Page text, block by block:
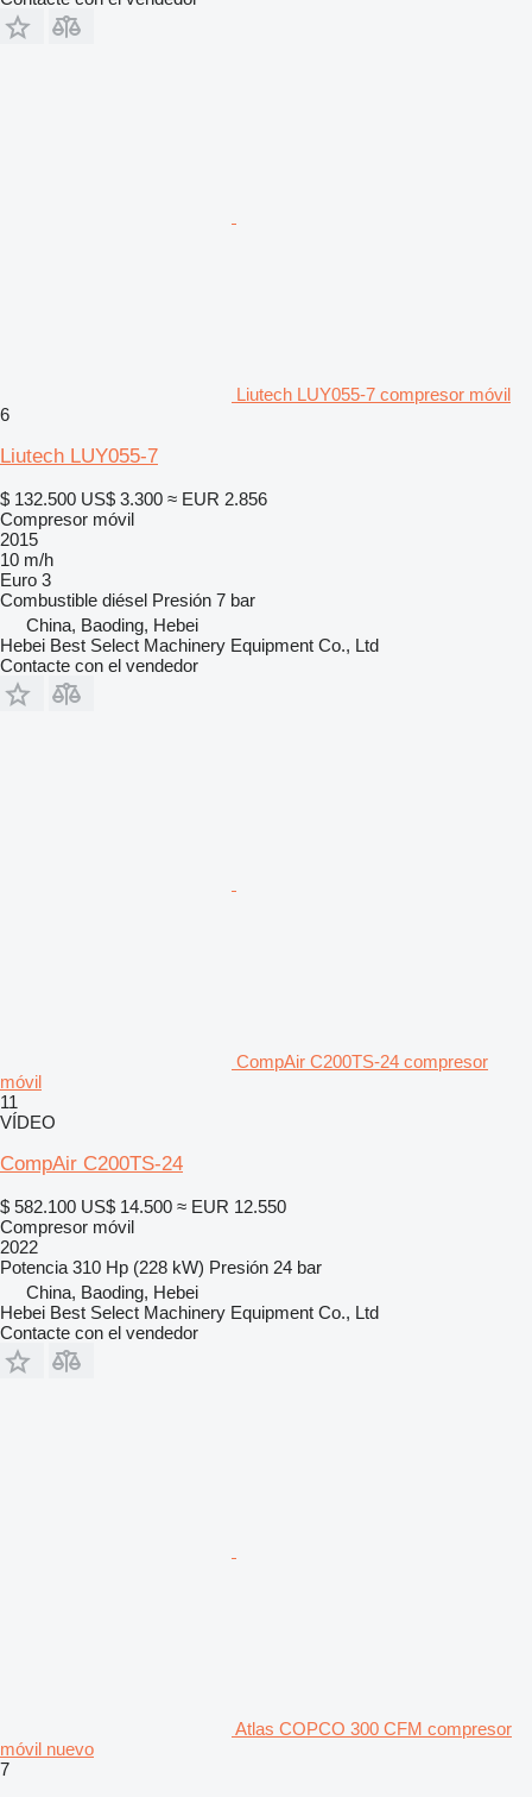
Liutech LUY055-7 compresor móvil
6
Liutech LUY055-7
$ 132.500 US$ 3.300 ≈ EUR 2.856
Compresor móvil
2015
10 m/h
Euro 3
Combustible diésel Presión 7 bar
China, Baoding, Hebei
Hebei Best Select Machinery Equipment Co., Ltd
Contacte con el vendedor
CompAir C200TS-24 compresor
móvil
11
VÍDEO
CompAir C200TS-24
$ 582.100 US$ 14.500 ≈ EUR 12.550
Compresor móvil
2022
Potencia 310 Hp (228 kW) Presión 24 bar
China, Baoding, Hebei
Hebei Best Select Machinery Equipment Co., Ltd
Contacte con el vendedor
Atlas COPCO 300 CFM compresor
móvil nuevo
7